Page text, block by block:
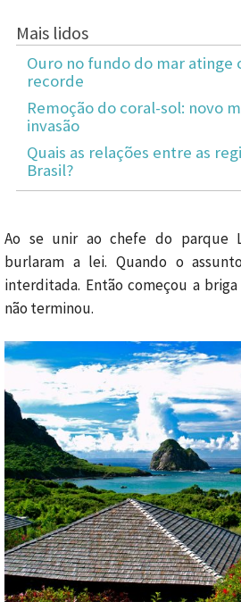
Mais lidos
Ouro no fundo do mar atinge
recorde
Remoção do coral-sol: novo
invasão
Quais as relações entre as
Brasil?
Ao se unir ao chefe do parque
burlaram a lei. Quando o
interditada. Então começou a
não terminou.